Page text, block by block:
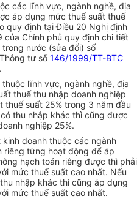
các lĩnh vực, ngành nghề, địa
áp dụng mức thuế suất thuế
quy định tại Điều 20 Nghị định
của Chính phủ quy định chi tiết
nước (sửa đổi) số
tư số146/1999/TT-BTC
lĩnh vực, ngành nghề, địa
thuế thu nhập doanh nghiệp
thuế suất 25% trong 3 năm đầu
thu nhập khác thì cũng được
nghiệp 25%.
doanh thuộc các ngành
riêng từng hoạt động để áp
hạch toán riêng được thì phải
mức thuế suất cao nhất. Nếu
nhập khác thì cũng áp dụng
mức thuế suất cao nhất.